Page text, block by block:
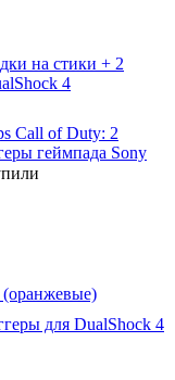
на стики + 2
4
Call of Duty: 2
геймпада Sony
(оранжевые)
для DualShock 4